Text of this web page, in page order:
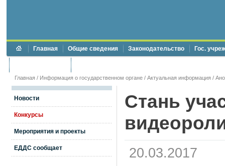
Главная Общие сведения Законодательство Гос.
Главная / Информация о государственном органе / Актуальная информация /
Новости
Конкурсы
Мероприятия и проекты
ЕДДС сообщает
Стань
20.03.2017